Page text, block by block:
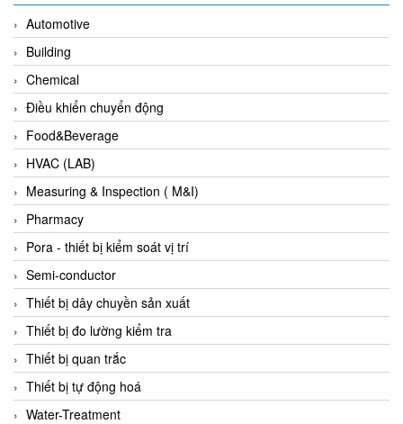
Donghwa Valve
Dongkun
Dosing Pump
DR. NEUMANN Peltier-Technik
Driesen Kern
Dropsa Vietnam
Druck
DSTI
DUCATI
Duclean
Dukin Besko
Dunkermotoren
Durag
Dwyer
DYH
Automotive
Building
Chemical
Điều khiển chuyển động
Food&Beverage
HVAC (LAB)
Measuring & Inspection ( M&I)
Pharmacy
Pora - thiết bị kiểm soát vị trí
Semi-conductor
Thiết bị dây chuyền sản xuất
Thiết bị đo lường kiểm tra
Thiết bị quan trắc
Thiết bị tự động hoá
Water-Treatment